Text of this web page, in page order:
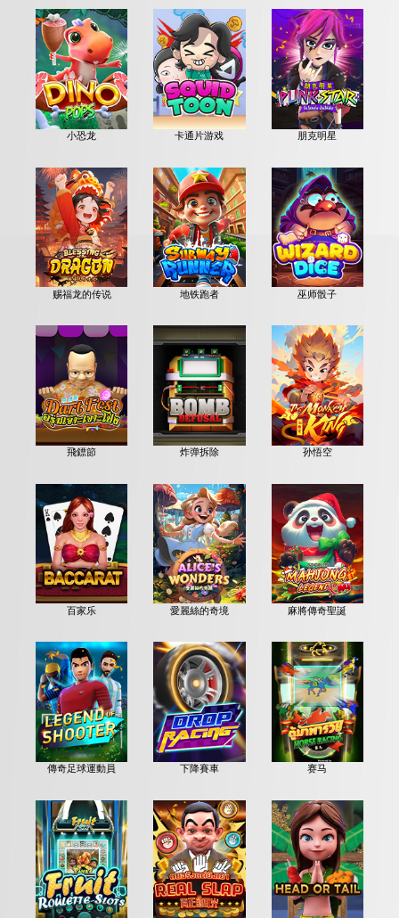
小恐龙 卡通片游戏 朋克明星
赐福龙的传说 地铁跑者 巫师骰子
飛鏢節 炸弹拆除 孙悟空
百家乐 愛麗絲的奇境 麻將傳奇聖誕
傳奇足球運動員 下降賽車 赛马